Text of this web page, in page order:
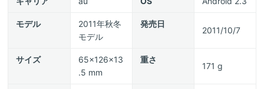
モデル
2011年秋冬
モデル
発売日
2011/10/7
サイズ
65x126x13
.5 mm
重さ
171 g